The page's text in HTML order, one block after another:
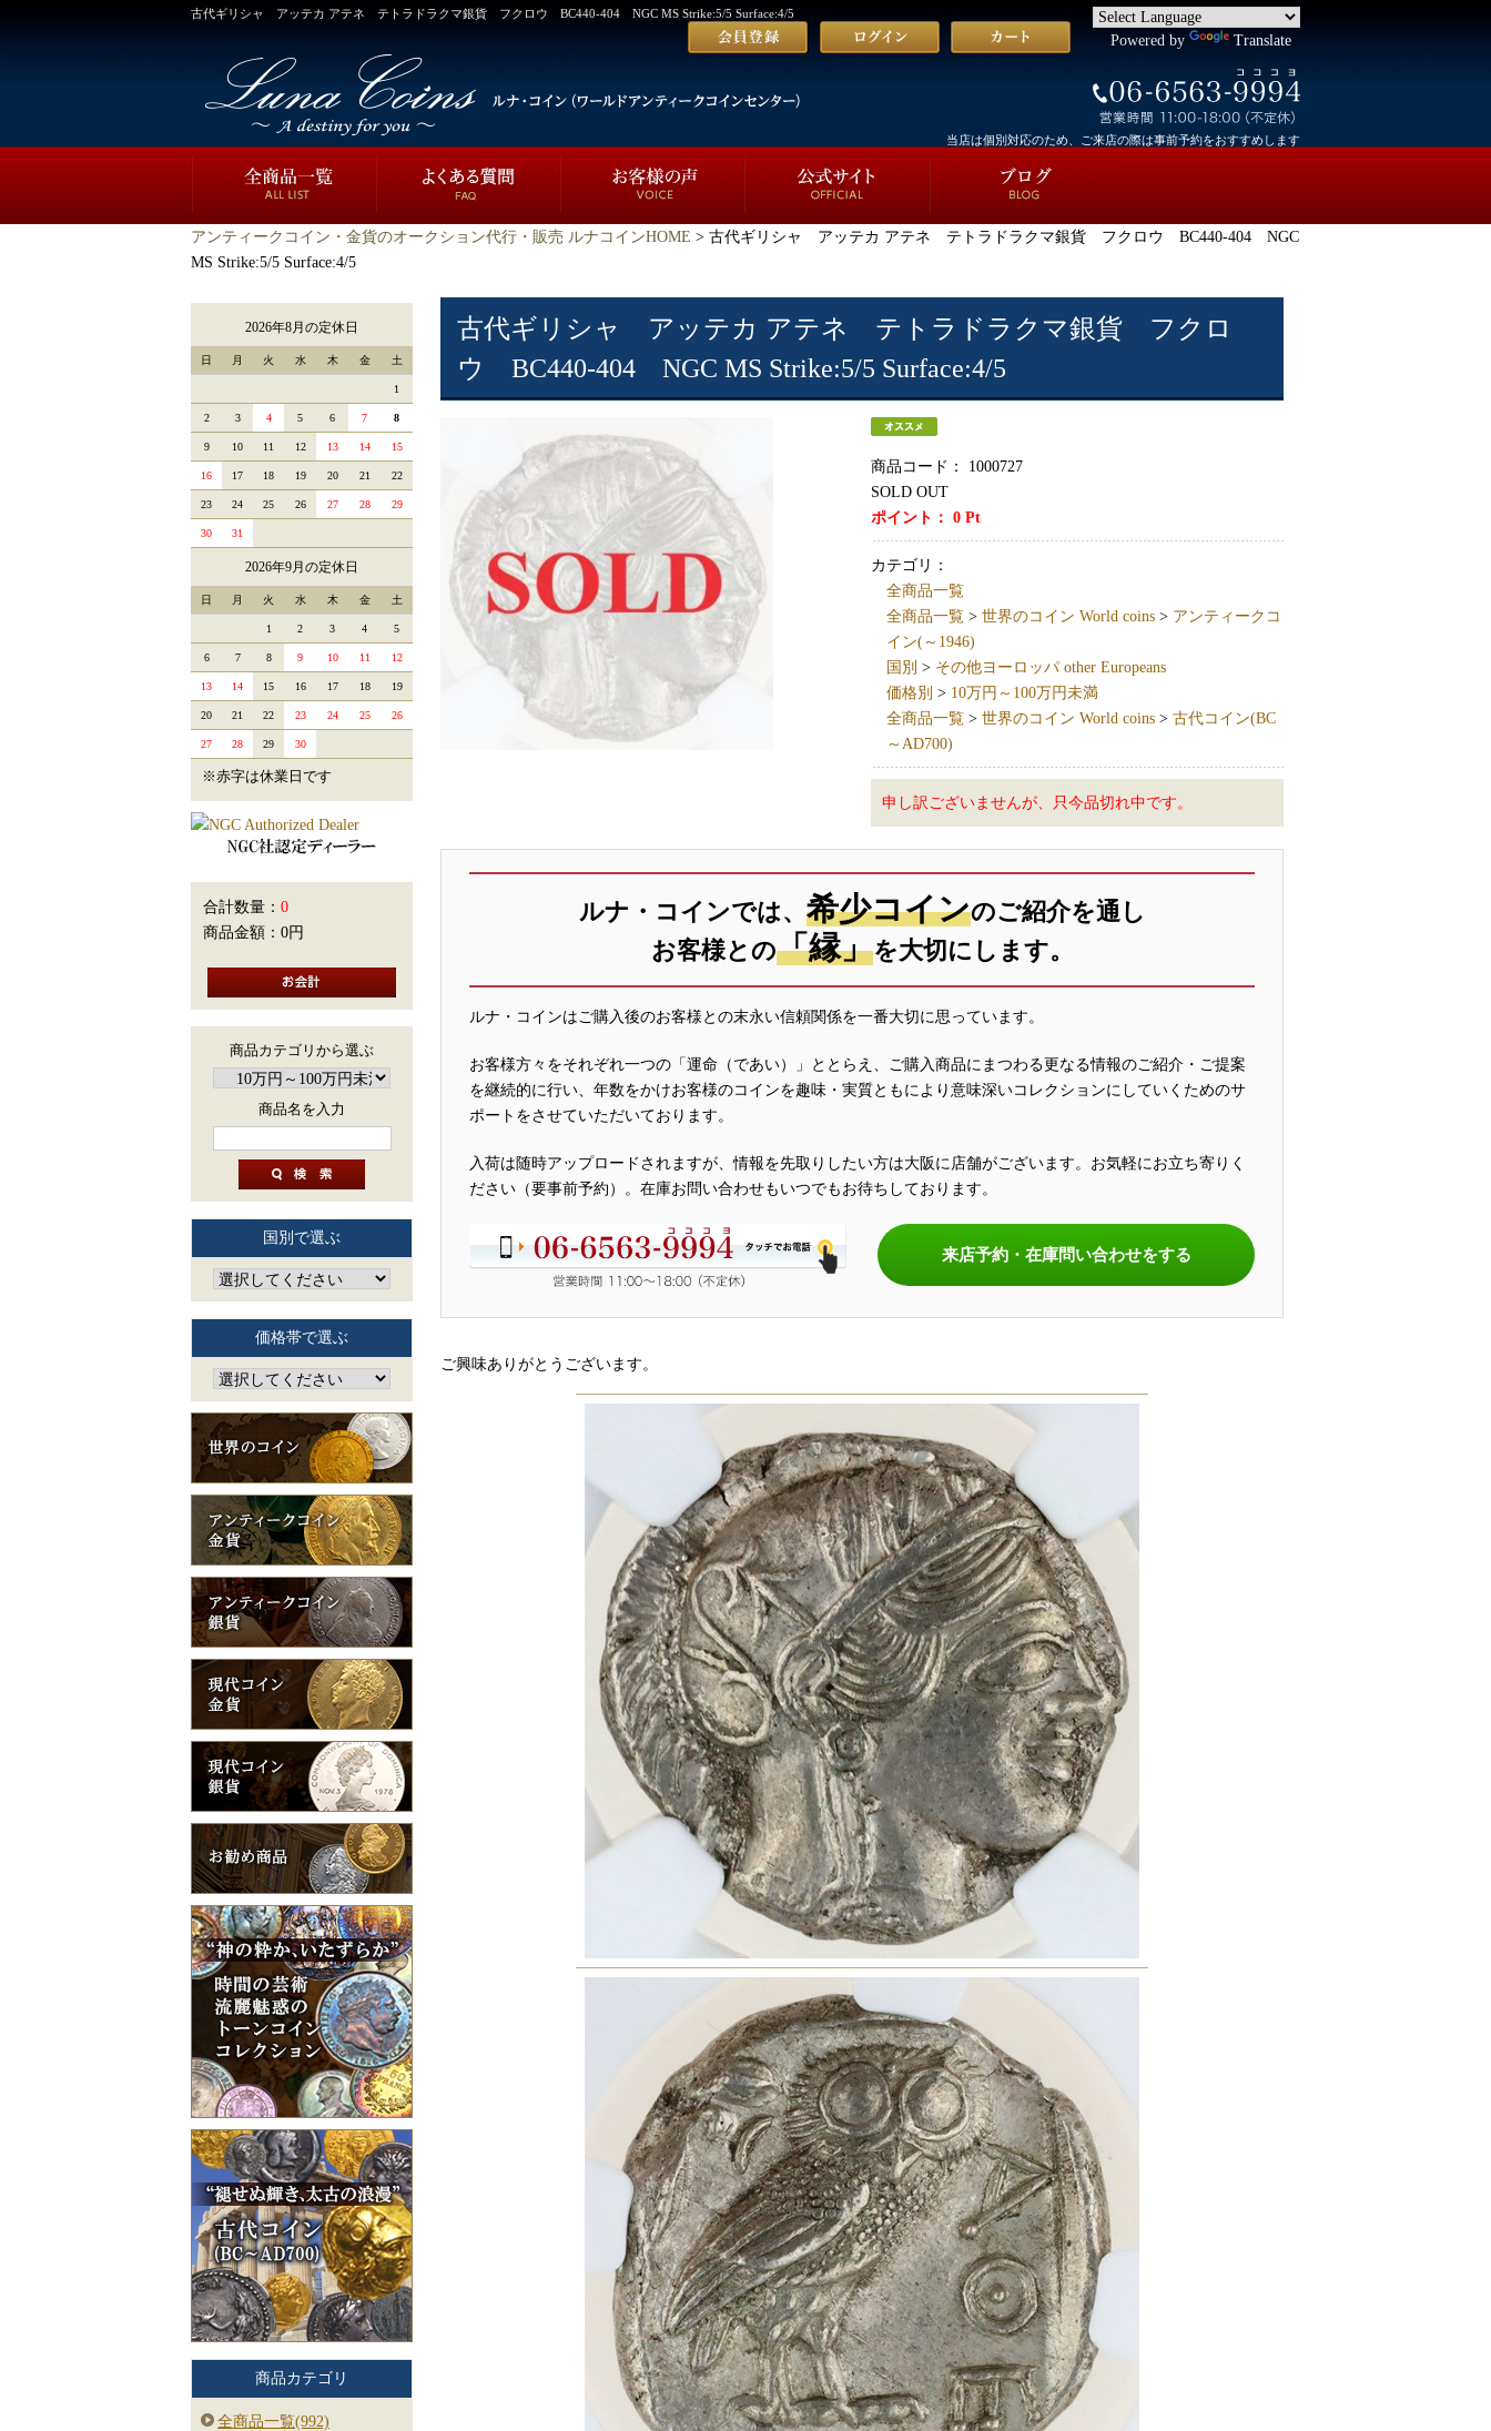
古代ギリシャ アッテカ アテネ テトラドラクマ銀貨 フクロウ BC440-404 NGC MS Strike:5/5 Surface:4/5
Powered by Translate
当店は個別対応のため、ご来店の際は事前予約をおすすめします
アンティークコイン・金貨のオークション代行・販売 ルナコインHOME > 古代ギリシャ アッテカ アテネ テトラドラクマ銀貨 フクロウ BC440-404 NGC
MS Strike:5/5 Surface:4/5
古代ギリシャ アッテカ アテネ テトラドラクマ銀貨 フクロ
ウ BC440-404 NGC MS Strike:5/5 Surface:4/5
商品コード：
1000727
SOLD OUT
ポイント： 0Pt
カテゴリ：
全商品一覧
全商品一覧> 世界のコイン World coins> アンティークコ
イン(～1946)
国別 > その他ヨーロッパ other Europeans
価格別 > 10万円～100万円未満
全商品一覧> 世界のコイン World coins> 古代コイン(BC
～AD700)
申し訳ございませんが、只今品切れ中です。
ルナ・コインでは、 希少コインのご紹介を通し
お客様との「縁」を大切にします。
ルナ・コインはご購入後のお客様との末永い信頼関係を一番大切に思っています。
お客様方々をそれぞれ一つの「運命（であい）」ととらえ、ご購入商品にまつわる更なる情報のご紹介・ご提案
を継続的に行い、年数をかけお客様のコインを趣味・実質ともにより意味深いコレクションにしていくためのサ
ポートをさせていただいております。
入荷は随時アップロードされますが、情報を先取りしたい方は大阪に店舗がございます。お気軽にお立ち寄りく
ださい（要事前予約）。在庫お問い合わせもいつでもお待ちしております。
来店予約・在庫問い合わせをする
ご興味ありがとうございます。
2026年8月の定休日
日 月 火 水 木 金 土
1
2 3 4 5 6 7 8
9 10 11 12 13 14 15
16 17 18 19 20 21 22
23 24 25 26 27 28 29
30 31
2026年9月の定休日
日 月 火 水 木 金 土
1 2 3 4 5
6 7 8 9 10 11 12
13 14 15 16 17 18 19
20 21 22 23 24 25 26
27 28 29 30
※赤字は休業日です
合計数量： 0
商品金額： 0円
商品カテゴリから選ぶ
商品名を入力
国別で選ぶ
価格帯で選ぶ
商品カテゴリ
全商品一覧(992)